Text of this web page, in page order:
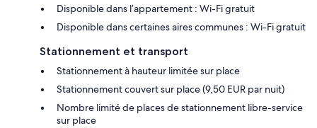
Disponible dans l’appartement : Wi-Fi gratuit
Disponible dans certaines aires communes : Wi-Fi gratuit
Stationnement et transport
Stationnement à hauteur limitée sur place
Stationnement couvert sur place (9,50 EUR par nuit)
Nombre limité de places de stationnement libre-service
sur place